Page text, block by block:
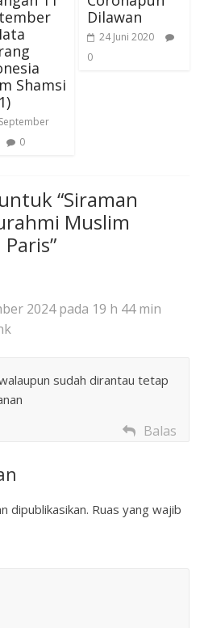
Shamsi
0
Dilawan
24 Juni 2020
0
“Siraman
Muslim
Paris”
2024 pada 19 h 44 min
sudah dirantau tetap
Balas
dipublikasikan. Ruas yang wajib